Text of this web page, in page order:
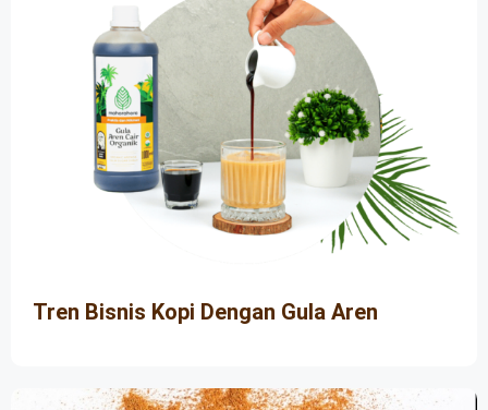
Tren Bisnis Kopi Dengan Gula Aren